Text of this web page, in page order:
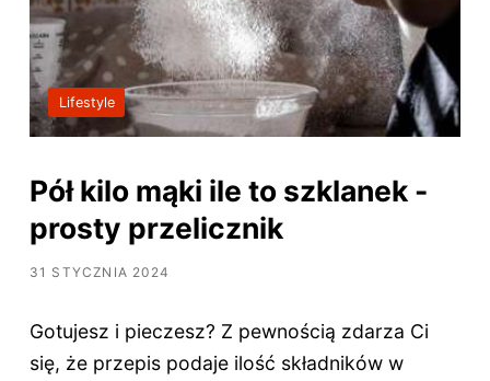
Lifestyle
Pół kilo mąki ile to szklanek -
prosty przelicznik
31 STYCZNIA 2024
Gotujesz i pieczesz? Z pewnością zdarza Ci
się, że przepis podaje ilość składników w